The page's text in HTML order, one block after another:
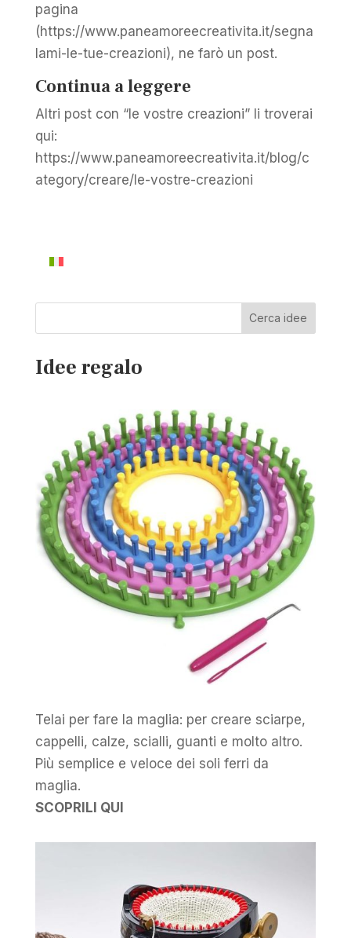
pagina
(https://www.paneamoreecreativita.it/segna
lami-le-tue-creazioni), ne farò un post.
Continua a leggere
Altri post con “le vostre creazioni” li troverai
qui:
https://www.paneamoreecreativita.it/blog/c
ategory/creare/le-vostre-creazioni
Cerca idee
Idee regalo
Telai per fare la maglia: per creare sciarpe,
cappelli, calze, scialli, guanti e molto altro.
Più semplice e veloce dei soli ferri da
maglia.
SCOPRILI QUI